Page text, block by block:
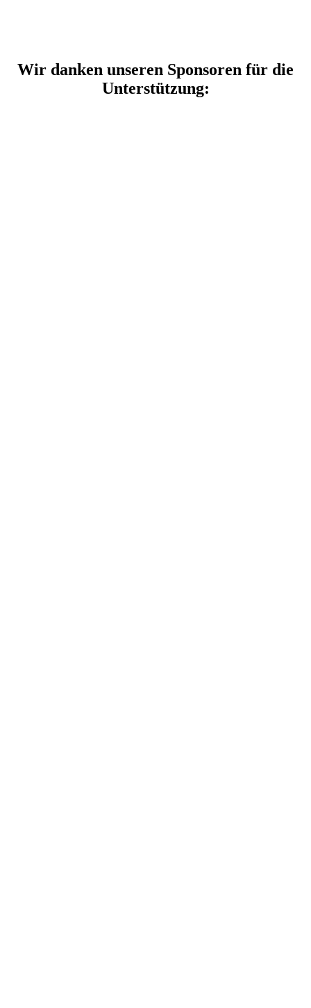
Wir danken unseren Sponsoren für die
Unterstützung: